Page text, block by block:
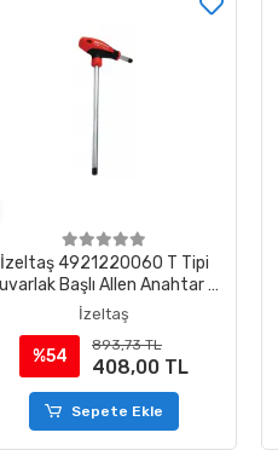
İzeltaş 4921220060 T Tipi
Başlı Allen Anahtar 6
mm
İzeltaş
%54
893,73 TL
408,00 TL
Sepete Ekle